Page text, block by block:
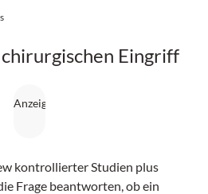
Eingriff
kontrollierter Studien plus
Frage beantworten, ob ein